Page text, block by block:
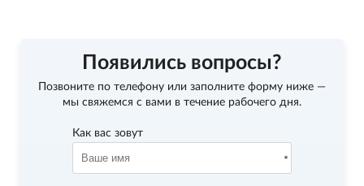
Появились вопросы?
Позвоните по телефону или заполните форму ниже —
мы свяжемся с вами в течение рабочего дня.
Как вас зовут